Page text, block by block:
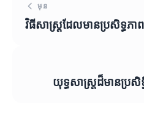
មុន
វិធីសាស្ត្រដែលមានប្រសិទ្ធភា
យុទ្ធសាស្ត្រដ៏មានប្រ